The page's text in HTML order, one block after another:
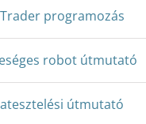
programozás
robot útmutató
útmutató